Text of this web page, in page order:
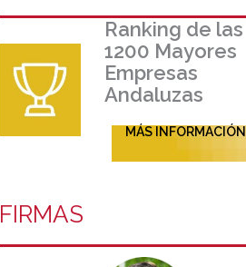
Ranking de las
1200 Mayores
Empresas
Andaluzas
MÁS INFORMACIÓN
FIRMAS